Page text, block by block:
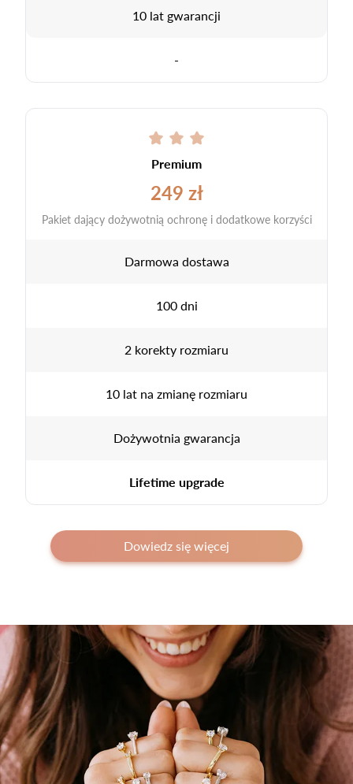
10 lat gwarancji
-
Premium
249 zł
Pakiet dający dożywotnią ochronę i dodatkowe korzyści
Darmowa dostawa
100 dni
2 korekty rozmiaru
10 lat na zmianę rozmiaru
Dożywotnia gwarancja
Lifetime upgrade
Dowiedz się więcej